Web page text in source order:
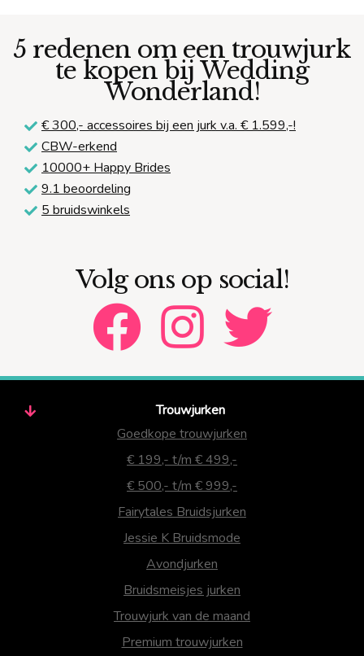
5 redenen om een trouwjurk
te kopen bij Wedding
Wonderland!
€ 300,- accessoires bij een jurk v.a. € 1.599,-!
CBW-erkend
10000+ Happy Brides
9.1 beoordeling
5 bruidswinkels
Volg ons op social!
Trouwjurken
Goedkope trouwjurken
€ 199,- t/m € 499,-
€ 500,- t/m € 999,-
Fairytales Bruidsjurken
Jessie K Bruidsmode
Avondjurken
Bruidsmeisjes jurken
Trouwjurk van de maand
Premium trouwjurken